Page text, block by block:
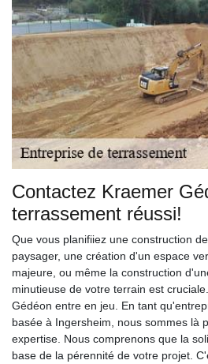
Contactez Kraemer
terrassement réussi!
Que vous planifiiez une construction
paysager, une création d'un espace
majeure, ou même la construction
minutieuse de votre terrain est
Gédéon entre en jeu. En tant
basée à Ingersheim, nous sommes là
expertise. Nous comprenons que la
base de la pérennité de votre projet.